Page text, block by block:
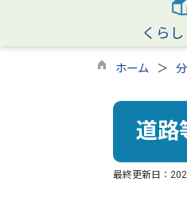
くら
ホーム
道路
最終更新日：